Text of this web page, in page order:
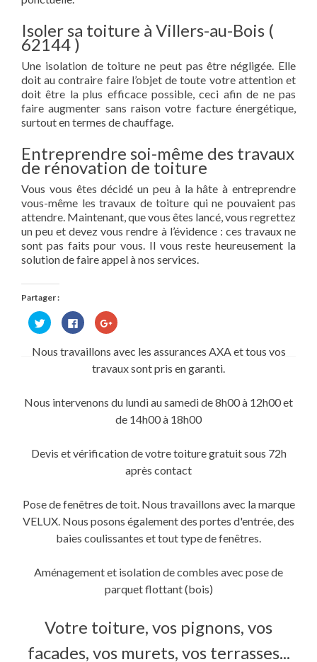
Isoler sa toiture à Villers-au-Bois (
62144 )
Une isolation de toiture ne peut pas être négligée. Elle
doit au contraire faire l’objet de toute votre attention et
doit être la plus efficace possible, ceci afin de ne pas
faire augmenter sans raison votre facture énergétique,
surtout en termes de chauffage.
Entreprendre soi-même des travaux
de rénovation de toiture
Vous vous êtes décidé un peu à la hâte à entreprendre
vous-même les travaux de toiture qui ne pouvaient pas
attendre. Maintenant, que vous êtes lancé, vous regrettez
un peu et devez vous rendre à l’évidence : ces travaux ne
sont pas faits pour vous. Il vous reste heureusement la
solution de faire appel à nos services.
Partager :
Cliquez
pour
partager
Twitter(ouvre
Cliquez
pour
partager
sur
Facebook(ouvre
dans
une
Cliquez
pour
Google+
dans
fenêtre)
Nous travaillons avec les assurances AXA et tous vos
travaux sont pris en garanti.
Nous intervenons du lundi au samedi de 8h00 à 12h00 et
de 14h00 à 18h00
Devis et vérification de votre toiture gratuit sous 72h
après contact
Pose de fenêtres de toit. Nous travaillons avec la marque
VELUX. Nous posons également des portes d'entrée, des
baies coulissantes et tout type de fenêtres.
Aménagement et isolation de combles avec pose de
parquet flottant (bois)
Votre toiture, vos pignons, vos
facades, vos murets, vos terrasses...